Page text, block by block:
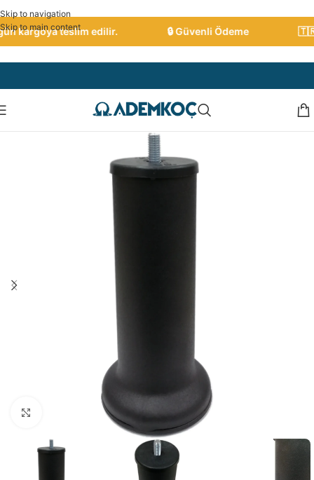
Skip to navigation
Skip to main content
kargoya teslim edilir. 🔒 Güvenli Ödeme 🇹🇷
Büyütmek için tıklayınız